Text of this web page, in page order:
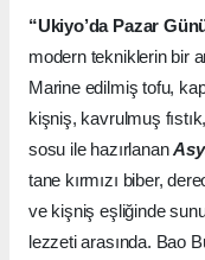
“Ukiyo’da Pazar
modern tekniklerin bir
Marine edilmiş tofu,
kişniş, kavrulmuş
sosu ile hazırlanan
tane kırmızı biber,
ve kişniş eşliğinde
lezzeti arasında. Bao